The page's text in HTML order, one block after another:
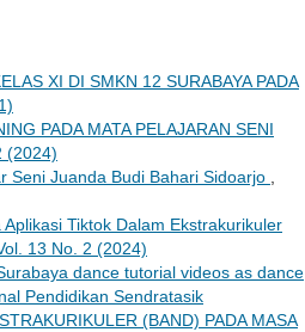
XI DI SMKN 12 SURABAYA PADA
PADA MATA PELAJARAN SENI
(2024)
Seni Juanda Budi Bahari Sidoarjo ,
Tiktok Dalam Ekstrakurikuler
13 No. 2 (2024)
dance tutorial videos as dance
Pendidikan Sendratasik
(BAND) PADA MASA